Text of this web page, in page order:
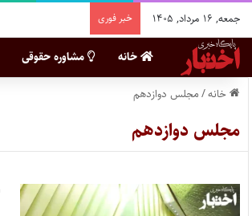
جمعه, ۱۶ مرداد, ۱۴۰۵ خبر فوری
خانه مشاوره حقوقی
خانه/مجلس دوازدهم
مجلس دوازدهم